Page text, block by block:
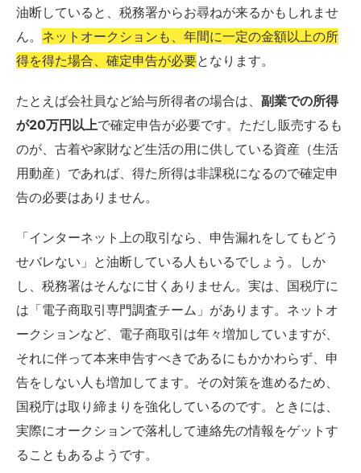
油断していると、税務署からお尋ねが来るかもしれませ
ん。 ネットオークションも、年間に一定の金額以上の所
得を得た場合、確定申告が必要となります。
たとえば会社員など給与所得者の場合は、 副業での所得
が20万円以上で確定申告が必要です。ただし販売するも
のが、古着や家財など生活の用に供している資産（生活
用動産）であれば、得た所得は非課税になるので確定申
告の必要はありません。
「インターネット上の取引なら、申告漏れをしてもどう
せバレない」と油断している人もいるでしょう。しか
し、税務署はそんなに甘くありません。実は、国税庁に
は「電子商取引専門調査チーム」があります。ネットオ
ークションなど、電子商取引は年々増加していますが、
それに伴って本来申告すべきであるにもかかわらず、申
告をしない人も増加してます。その対策を進めるため、
国税庁は取り締まりを強化しているのです。ときには、
実際にオークションで落札して連絡先の情報をゲットす
ることもあるようです。